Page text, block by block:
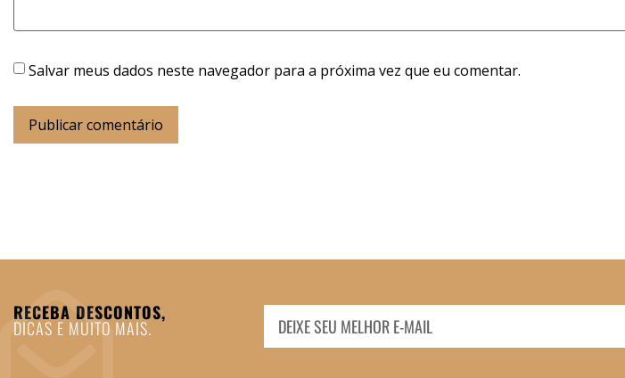
Salvar meus dados neste navegador para a próxima vez que eu comentar.
RECEBA DESCONTOS,
DICAS E MUITO MAIS.